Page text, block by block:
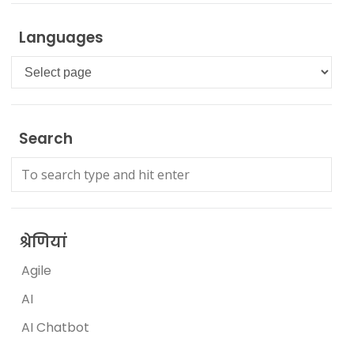
Languages
Languages
Search
श्रेणियां
Agile
AI
AI Chatbot